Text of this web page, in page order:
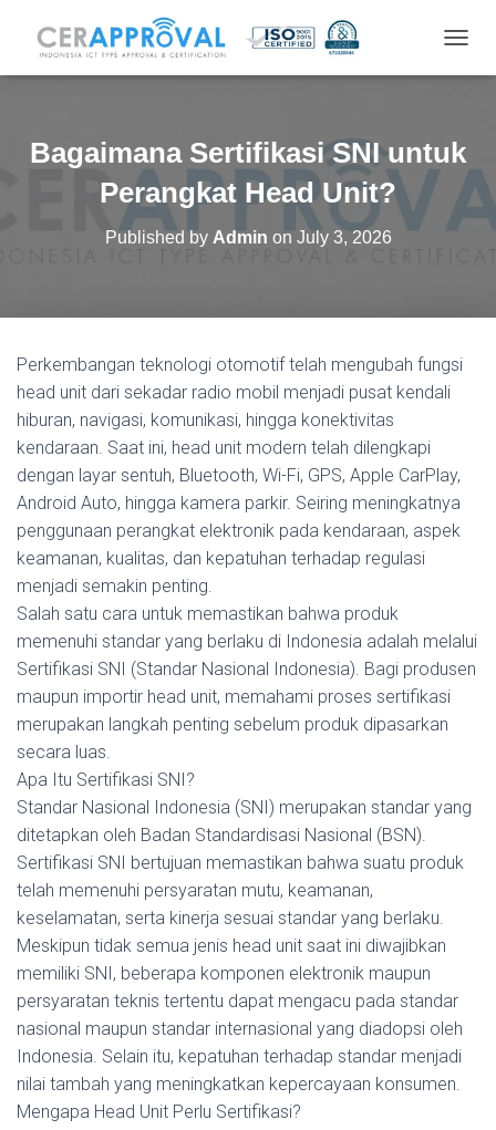
O
L
E
N
Bagaimana Sertifikasi SNI untuk
Perangkat Head Unit?
Published by Admin on July 3, 2026
Perkembangan teknologi otomotif telah mengubah fungsi
head unit dari sekadar radio mobil menjadi pusat kendali
hiburan, navigasi, komunikasi, hingga konektivitas
kendaraan. Saat ini, head unit modern telah dilengkapi
dengan layar sentuh, Bluetooth, Wi-Fi, GPS, Apple CarPlay,
Android Auto, hingga kamera parkir. Seiring meningkatnya
penggunaan perangkat elektronik pada kendaraan, aspek
keamanan, kualitas, dan kepatuhan terhadap regulasi
menjadi semakin penting.
Salah satu cara untuk memastikan bahwa produk
memenuhi standar yang berlaku di Indonesia adalah melalui
Sertifikasi SNI (Standar Nasional Indonesia). Bagi produsen
maupun importir head unit, memahami proses sertifikasi
merupakan langkah penting sebelum produk dipasarkan
secara luas.
Apa Itu Sertifikasi SNI?
Standar Nasional Indonesia (SNI) merupakan standar yang
ditetapkan oleh Badan Standardisasi Nasional (BSN).
Sertifikasi SNI bertujuan memastikan bahwa suatu produk
telah memenuhi persyaratan mutu, keamanan,
keselamatan, serta kinerja sesuai standar yang berlaku.
Meskipun tidak semua jenis head unit saat ini diwajibkan
memiliki SNI, beberapa komponen elektronik maupun
persyaratan teknis tertentu dapat mengacu pada standar
nasional maupun standar internasional yang diadopsi oleh
Indonesia. Selain itu, kepatuhan terhadap standar menjadi
nilai tambah yang meningkatkan kepercayaan konsumen.
Mengapa Head Unit Perlu Sertifikasi?